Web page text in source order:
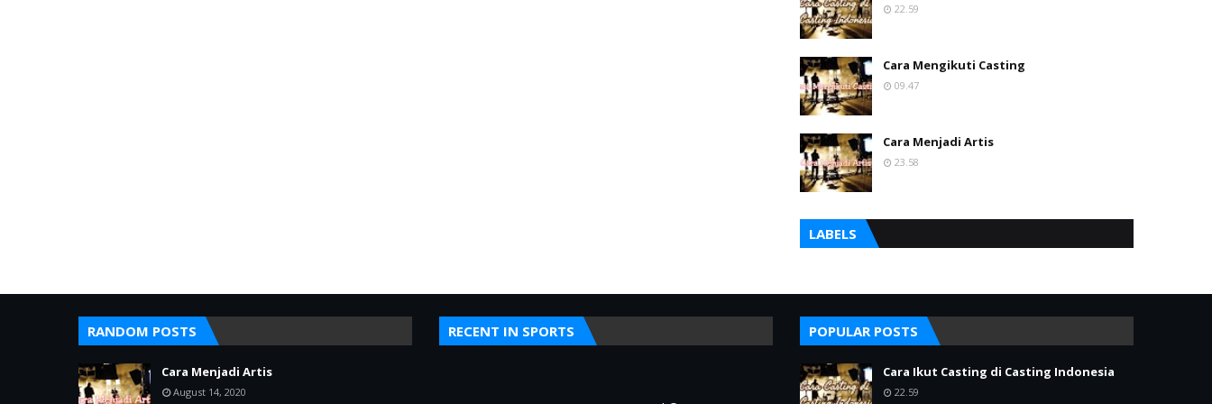
22.59
Cara Mengikuti Casting
09.47
Cara Menjadi Artis
23.58
LABELS
RANDOM POSTS
Cara Menjadi Artis
August 14, 2020
RECENT IN SPORTS POPULAR POSTS
Cara Ikut Casting di Casting Indonesia
22.59